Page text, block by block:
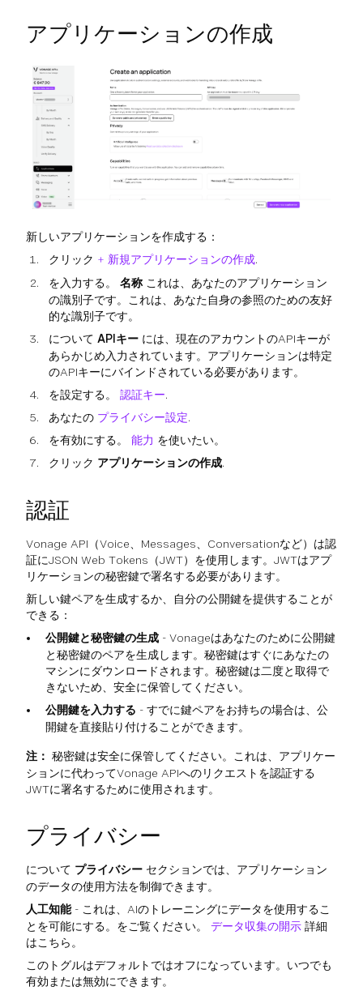
アプリケーションの作成
新しいアプリケーションを作成する：
クリック + 新規アプリケーションの作成.
を入力する。 名称 これは、あなたのアプリケーション
の識別子です。これは、あなた自身の参照のための友好
的な識別子です。
について APIキー には、現在のアカウントのAPIキーが
あらかじめ入力されています。アプリケーションは特定
のAPIキーにバインドされている必要があります。
を設定する。 認証キー.
あなたの プライバシー設定.
を有効にする。 能力 を使いたい。
クリック アプリケーションの作成.
認証
Vonage API（Voice、Messages、Conversationなど）は認
証にJSON Web Tokens（JWT）を使用します。JWTはアプ
リケーションの秘密鍵で署名する必要があります。
新しい鍵ペアを生成するか、自分の公開鍵を提供することが
できる：
公開鍵と秘密鍵の生成 - Vonageはあなたのために公開鍵
と秘密鍵のペアを生成します。秘密鍵はすぐにあなたの
マシンにダウンロードされます。秘密鍵は二度と取得で
きないため、安全に保管してください。
公開鍵を入力する - すでに鍵ペアをお持ちの場合は、公
開鍵を直接貼り付けることができます。
注： 秘密鍵は安全に保管してください。これは、アプリケー
ションに代わってVonage APIへのリクエストを認証する
JWTに署名するために使用されます。
プライバシー
について プライバシー セクションでは、アプリケーション
のデータの使用方法を制御できます。
人工知能- これは、AIのトレーニングにデータを使用するこ
とを可能にする。をご覧ください。 データ収集の開示 詳細
はこちら。
このトグルはデフォルトではオフになっています。いつでも
有効または無効にできます。